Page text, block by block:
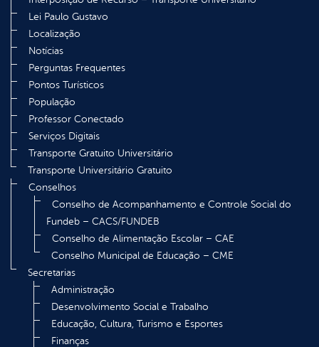
Lei Paulo Gustavo
Localização
Notícias
Perguntas Frequentes
Pontos Turísticos
População
Professor Conectado
Serviços Digitais
Transporte Gratuito Universitário
Transporte Universitário Gratuito
Conselhos
Conselho de Acompanhamento e Controle Social do
Fundeb – CACS/FUNDEB
Conselho de Alimentação Escolar – CAE
Conselho Municipal de Educação – CME
Secretarias
Administração
Desenvolvimento Social e Trabalho
Educação, Cultura, Turismo e Esportes
Finanças